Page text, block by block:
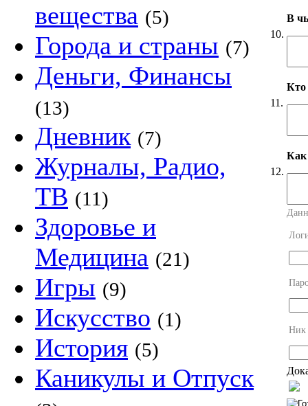
вещества (5)
Города и страны (7)
Деньги, Финансы
(13)
Дневник (7)
Журналы, Радио,
ТВ (11)
Здоровье и
Медицина (21)
Игры (9)
Искусство (1)
История (5)
Каникулы и Отпуск
10.
В
11.
Кто
12.
Как
Ник